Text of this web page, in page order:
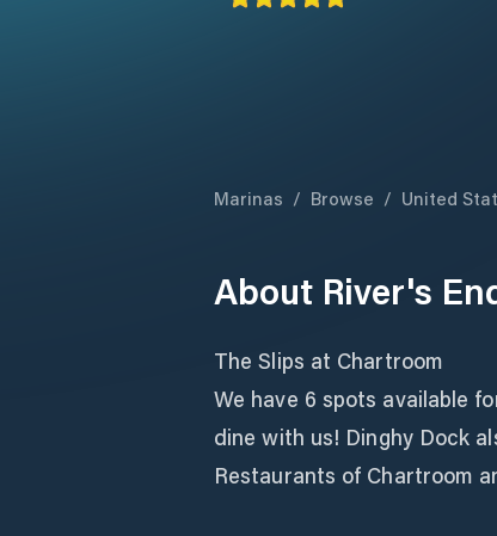
Marinas / Browse / United
About River's
The Slips at Chartroom
We have 6 spots available
dine with us! Dinghy Dock
Restaurants of Chartroom